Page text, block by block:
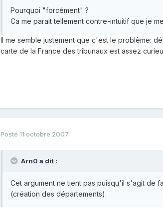
Pourquoi "forcément" ?
Ca me parait tellement contre-intuitif que je
Il me semble justement que c'est le problème:
carte de la France des tribunaux est assez
Posté 11 octobre 2007
Arn0 a dit :
Cet argument ne tient pas puisqu'il s'agit de
(création des départements).